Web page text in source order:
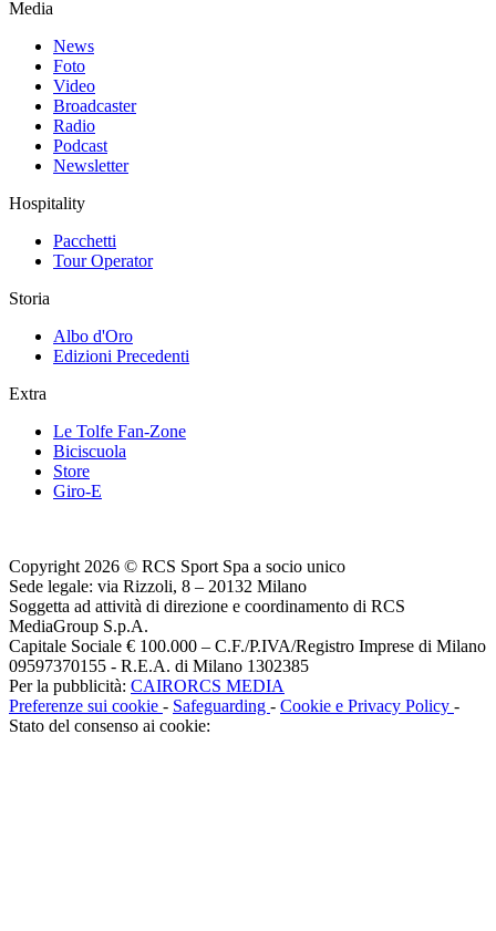
Media
News
Foto
Video
Broadcaster
Radio
Podcast
Newsletter
Hospitality
Pacchetti
Tour Operator
Storia
Albo d'Oro
Edizioni Precedenti
Extra
Le Tolfe Fan-Zone
Biciscuola
Store
Giro-E
Copyright 2026 © RCS Sport Spa a socio unico
Sede legale: via Rizzoli, 8 – 20132 Milano
Soggetta ad attività di direzione e coordinamento di RCS
MediaGroup S.p.A.
Capitale Sociale € 100.000 – C.F./P.IVA/Registro Imprese di Milano
09597370155 - R.E.A. di Milano 1302385
Per la pubblicità: CAIRORCS MEDIA
Preferenze sui cookie - Safeguarding - Cookie e Privacy Policy -
Stato del consenso ai cookie: